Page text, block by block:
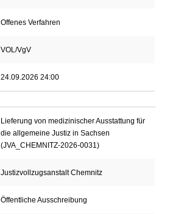
Offenes Verfahren
VOL/VgV
24.09.2026 24:00
Lieferung von medizinischer Ausstattung für
die allgemeine Justiz in Sachsen
(JVA_CHEMNITZ-2026-0031)
Justizvollzugsanstalt Chemnitz
Öffentliche Ausschreibung